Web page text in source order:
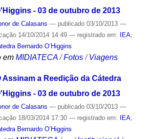
- 03 de outubro de 2013
de Calasans — publicado03/10/2013 —
14/10/2014 14:49 — registrado em: IEA,
Bernardo O’Higgins
em MIDIATECA /Fotos / Viagens
Assinam a Reedição da Cátedra
- 03 de outubro de 2013
de Calasans — publicado03/10/2013 —
18/03/2014 17:30 — registrado em: IEA,
Bernardo O’Higgins